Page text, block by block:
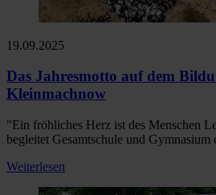
19.09.2025
Das Jahresmotto auf dem
Kleinmachnow
"Ein fröhliches Herz ist des Menschen
begleitet Gesamtschule und Gymnasium
Weiterlesen